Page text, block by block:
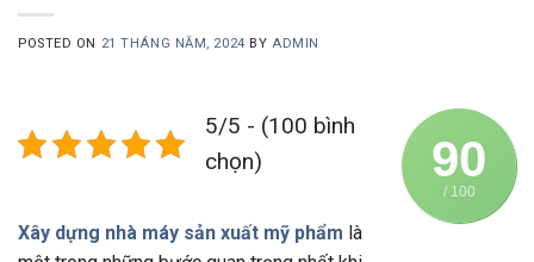
POSTED ON 21 THÁNG NĂM, 2024 BY ADMIN
90
/ 100
5/5 - (100 bình
chọn)
Xây dựng nhà máy sản xuất mỹ phẩm là